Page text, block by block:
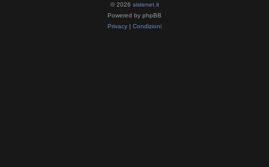
© 2026 sistenet.it
Powered by phpBB
Privacy | Condizioni